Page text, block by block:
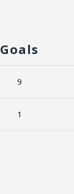
Goals
9
1